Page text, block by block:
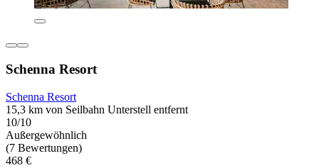
Schenna Resort
Schenna Resort
15,3 km von Seilbahn Unterstell entfernt
10/10
Außergewöhnlich
(7 Bewertungen)
468 €